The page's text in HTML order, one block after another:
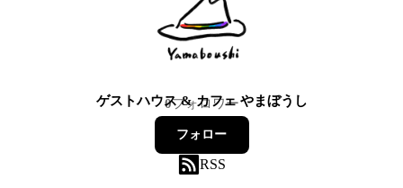
ゲストハウス & カフェ やまぼうし
0フォロワー
フォロー
RSS